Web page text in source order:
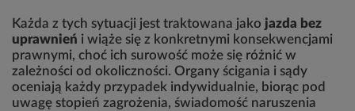
Każda z tych sytuacji jest traktowana jako jazda bez
uprawnień i wiąże się z konkretnymi konsekwencjami
prawnymi, choć ich surowość może się różnić w
zależności od okoliczności. Organy ścigania i sądy
oceniają każdy przypadek indywidualnie, biorąc pod
uwagę stopień zagrożenia, świadomość naruszenia